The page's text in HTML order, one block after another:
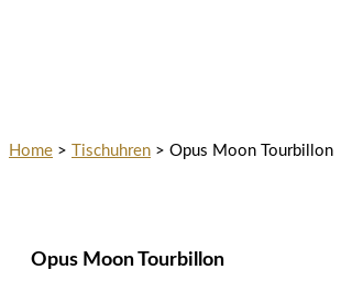
Home > Tischuhren > Opus Moon Tourbillon
Opus Moon Tourbillon